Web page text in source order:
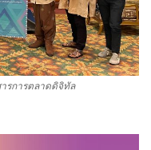
รการตลาดดิจิทัล